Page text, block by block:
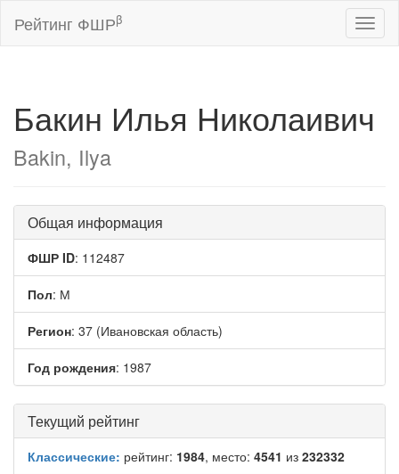
Рейтинг ФШРβ
Бакин Илья Николаивич
Bakin, Ilya
Общая информация
ФШР ID: 112487
Пол: М
Регион: 37 (Ивановская область)
Год рождения: 1987
Текущий рейтинг
Классические: рейтинг: 1984, место: 4541 из 232332